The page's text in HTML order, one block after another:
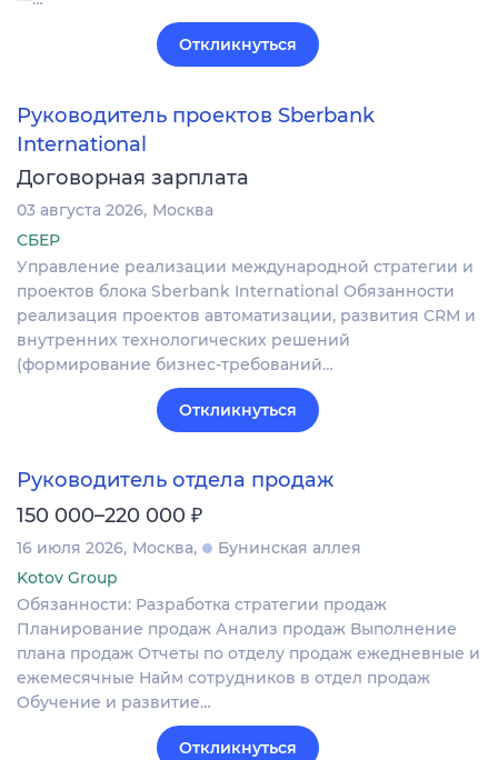
Откликнуться
Руководитель проектов Sberbank
International
Договорная зарплата
03 августа 2026 Москва
СБЕР
Управление реализации международной стратегии и
проектов блока Sberbank International Обязанности
реализация проектов автоматизации, развития CRM и
внутренних технологических решений
(формирование бизнес-требований…
Откликнуться
Руководитель отдела продаж
150 000–220 000 ₽
16 июля 2026 Москва
Бунинская аллея
Kotov Group
Обязанности: Разработка стратегии продаж
Планирование продаж Анализ продаж Выполнение
плана продаж Отчеты по отделу продаж ежедневные и
ежемесячные Найм сотрудников в отдел продаж
Обучение и развитие…
Откликнуться